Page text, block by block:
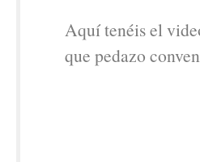
Aquí tenéis el
que pedazo